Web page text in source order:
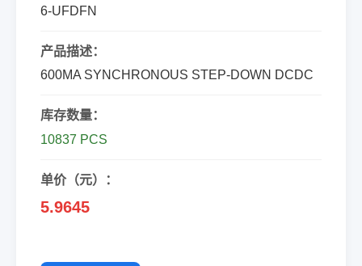
6-UFDFN
产品描述：
600MA SYNCHRONOUS STEP-DOWN DCDC
库存数量：
10837 PCS
单价（元）：
5.9645